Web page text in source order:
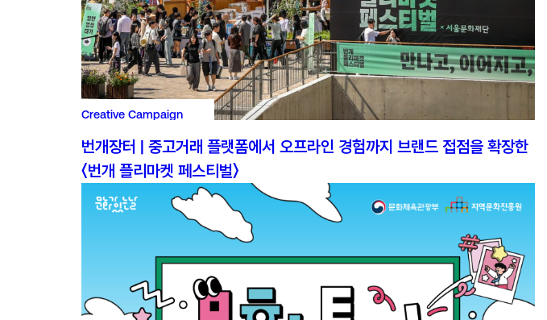
Creative Campaign
번개장터 | 중고거래 플랫폼에서 오프라인 경험까지 브랜드 접점을 확장한
〈번개 플리마켓 페스티벌〉